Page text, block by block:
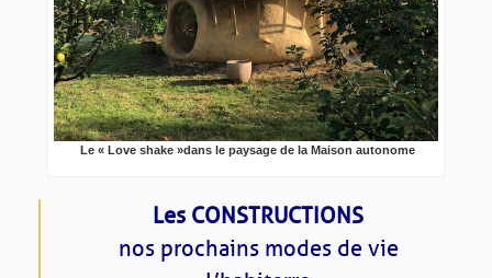
Le « Love shake »dans le paysage de la Maison autonome
Les CONSTRUCTIONS
nos prochains modes de vie